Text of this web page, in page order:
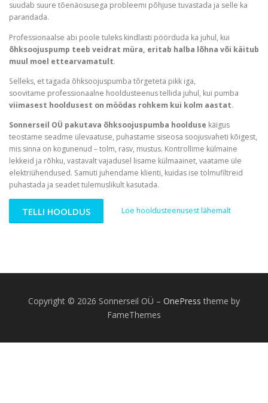
suudab suure tõenäosusega probleemi põhjuse tuvastada ja selle ka
parandada.
Professionaalse abi poole tuleks kindlasti pöörduda ka juhul, kui
õhksoojuspump teeb veidrat müra, eritab halba lõhna või käitub
muul moel ettearvamatult.
Selleks, et tagada õhksoojuspumba tõrgeteta pikk iga,
soovitame professionaalne hooldusteenus tellida juhul, kui pumba
viimasest hooldusest on möödas rohkem kui kolm aastat.
Sonnerseil OÜ pakutava õhksoojuspumba hoolduse käigus
teostame seadme ülevaatuse, puhastame siseosa soojusvaheti kõigest,
mis sinna on kogunenud – tolm, rasv, mustus. Kontrollime külmaine
lekkeid ja rõhku, vastavalt vajadusel lisame külmaainet, vaatame üle
elektriühendused. Samuti juhendame klienti, kuidas ise tolmufiltreid
puhastada ja seadet tulemuslikult kasutada.
TELLI HOOLDUS Loe hooldusteenusest lähemalt
Copyright © 2026 Sonnerseil OÜ – OnePress theme by
FameThemes